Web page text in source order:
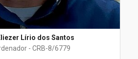
Lírio dos Santos
- CRB-8/6779